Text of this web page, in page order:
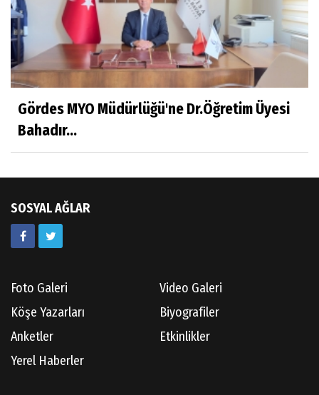
Dr.Tuğçe Yıldırım
Aşı: Toplum Sağlığının Görünmez Kalkanı
Hatice CAVULDAK
Hayatımın İçinden
Av.Ahmet ÖZDEMİR
Doç.Dr.İbrahim KOÇ
Gördes MYO Müdürlüğü'ne Dr.Öğretim Üyesi
Bahadır...
SOSYAL AĞLAR
Foto Galeri
Video Galeri
Köşe Yazarları
Biyografiler
Anketler
Etkinlikler
Yerel Haberler